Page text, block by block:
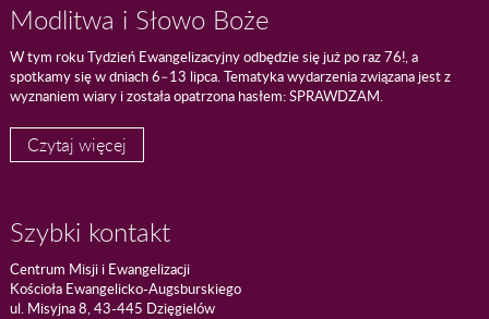
Modlitwa i Słowo Boże
W tym roku Tydzień Ewangelizacyjny odbędzie się już po raz 76!, a
spotkamy się w dniach 6–13 lipca. Tematyka wydarzenia związana jest z
wyznaniem wiary i została opatrzona hasłem: SPRAWDZAM.
Czytaj więcej
Szybki kontakt
Centrum Misji i Ewangelizacji
Kościoła Ewangelicko-Augsburskiego
ul. Misyjna 8, 43-445 Dzięgielów